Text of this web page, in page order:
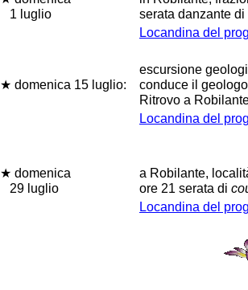
1 luglio
serata danzante
Locandina del
★ domenica 15 luglio:
escursione
conduce il
Ritrovo a
Locandina del
★ domenica
29 luglio
a Robilante,
ore 21 serata di
Locandina del